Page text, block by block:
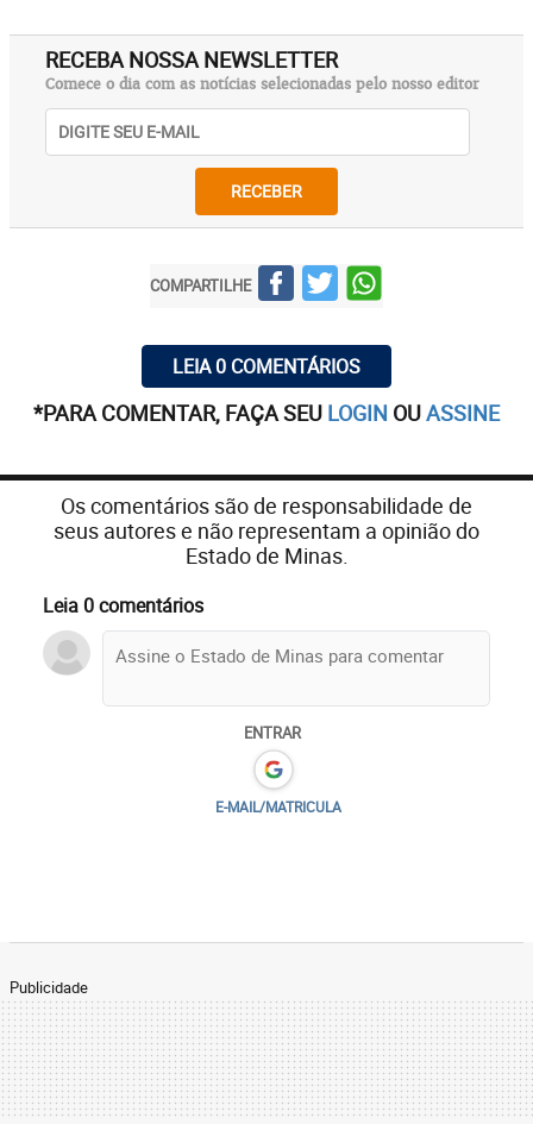
RECEBA NOSSA NEWSLETTER
Comece o dia com as notícias selecionadas pelo nosso editor
RECEBER
COMPARTILHE
LEIA 0 COMENTÁRIOS
*PARA COMENTAR, FAÇA SEU LOGIN OUASSINE
Os comentários são de responsabilidade de
seus autores e não representam a opinião do
Estado de Minas.
Leia 0 comentários
ENTRAR
E-MAIL/MATRICULA
Publicidade